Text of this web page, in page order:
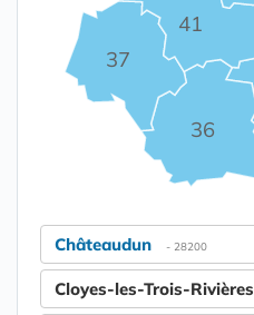
36
37
41
Châteaudun - 28200
Cloyes-les-Trois-Rivières